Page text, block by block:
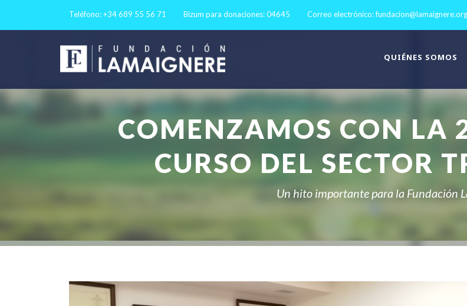
Teléfono: +34 689 55 56 71 Bizum para donaciones: 04645 Correo electrónico:fundacion@lamaignere.org
QUIÉNES SOMOS
COMENZAMOS CON LA
CURSO DEL SECTOR
Un hito importante para la Fundación